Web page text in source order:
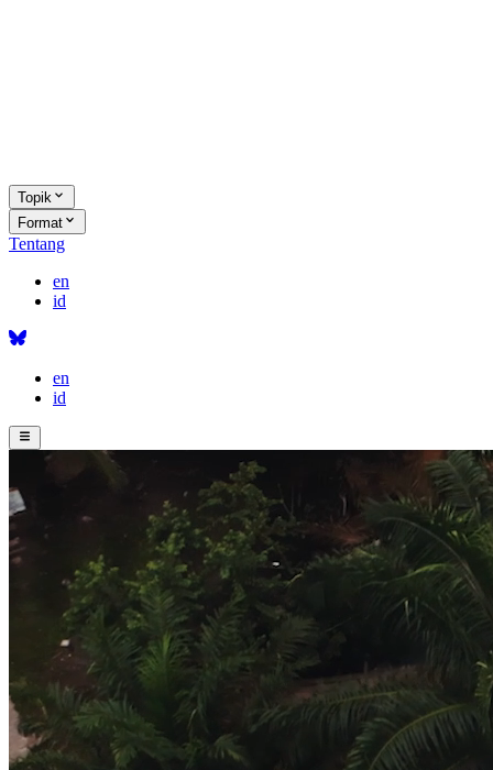
Topik
Format
Tentang
en
id
en
id